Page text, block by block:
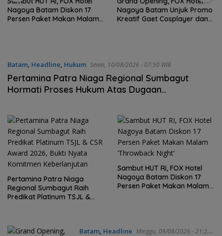
Nagoya Batam Diskon 17
Persen Paket Makan Malam
Nagoya Batam Unjuk Promo
Kreatif Gaet Cosplayer dan
Batam, Headline, Hukum Senin, 10/08/2026 - 07:50 WIB
Pertamina Patra Niaga Regional Sumbagut
Hormati Proses Hukum Atas Dugaan
Pertamina Patra Niaga
Regional Sumbagut Raih
Predikat Platinum TSJL &
Sambut HUT RI, FOX Hotel
Nagoya Batam Diskon 17
Persen Paket Makan Malam
Batam, Headline Minggu, 09/08/2026 - 21:29